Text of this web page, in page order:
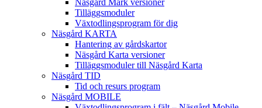
Näsgård Mark versioner
Tilläggsmoduler
Växtodlingsprogram för dig
Näsgård KARTA
Hantering av gårdskartor
Näsgård Karta versioner
Tilläggsmoduler till Näsgård Karta
Näsgård TID
Tid och resurs program
Näsgård MOBILE